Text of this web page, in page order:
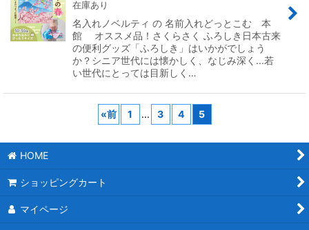
在庫あり
名入れノベルティ の 名前入れどっとこむ 本
館 オススメ品！さくらさく ふろしき日本古来
の便利グッズ「ふろしき」はいかがでしょう
か？シニア世代には懐かしく、なじみ深く...若
い世代にとっては目新しく…
«前 1 ... 3 4 5
HOME
ショッピングカート
マイページ